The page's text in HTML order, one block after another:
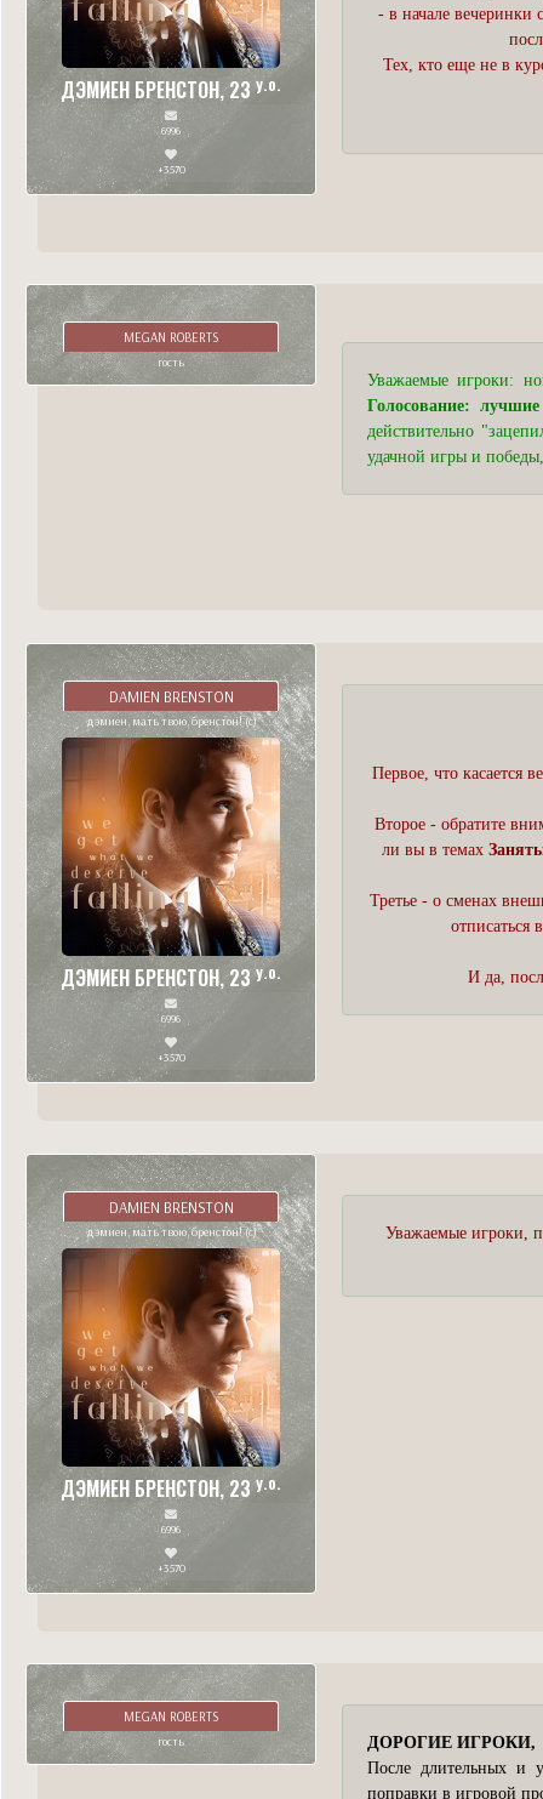
ДЭМИЕН БРЕНСТОН, 23 y.o.
6996
+3570
- в начале вечеринки
Тех, кто еще не в
MEGAN ROBERTS
гость
Уважаемые игроки:
Голосование:
действительно
удачной игры и
DAMIEN BRENSTON
дэмиен, мать твою, бренстон! (с)
ДЭМИЕН БРЕНСТОН, 23 y.o.
6996
+3570
Первое, что касается
Второе - обратите
ли вы в темах
Третье - о сменах
отписаться
И да,
DAMIEN BRENSTON
дэмиен, мать твою, бренстон! (с)
ДЭМИЕН БРЕНСТОН, 23 y.o.
6996
+3570
Уважаемые игроки,
MEGAN ROBERTS
гость
ДОРОГИЕ ИГРОКИ,
После длительных и
поправки в игровой